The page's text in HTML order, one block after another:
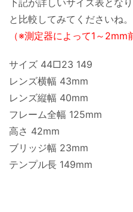
と比較してみてくださいね。
（※測定器によって1～2mm
サイズ 44□23 149
レンズ横幅 43mm
レンズ縦幅 40mm
フレーム全幅 125mm
高さ 42mm
ブリッジ幅 23mm
テンプル長 149mm